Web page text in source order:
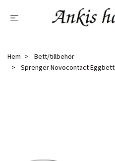
Hem
Bett/tillbehör
Sprenger Novocontact Eggbett